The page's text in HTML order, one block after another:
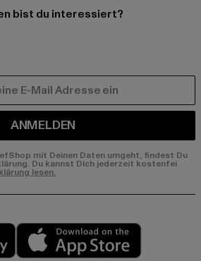
bist du interessiert?
ANMELDEN
mit Deinen Daten umgeht, findest Du
Du kannst Dich jederzeit kostenfei
lesen.
Play market